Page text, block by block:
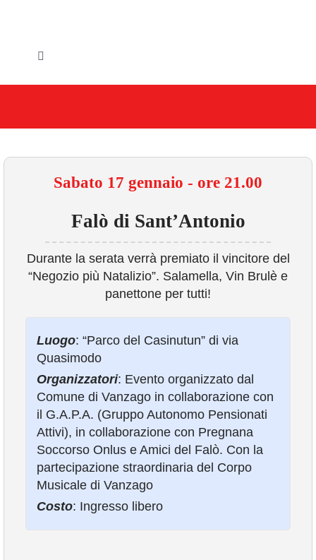
Toggle
IL COMUNE
VIVERE VANZAGO
Sabato 17 gennaio - ore 21.00
Falò di Sant’Antonio
Durante la serata verrà premiato il vincitore del
“Negozio più Natalizio”. Salamella, Vin Brulè e
panettone per tutti!
Luogo: “Parco del Casinutun” di via
Quasimodo
Organizzatori: Evento organizzato dal
Comune di Vanzago in collaborazione con
il G.A.P.A. (Gruppo Autonomo Pensionati
Attivi), in collaborazione con Pregnana
Soccorso Onlus e Amici del Falò. Con la
partecipazione straordinaria del Corpo
Musicale di Vanzago
Costo: Ingresso libero